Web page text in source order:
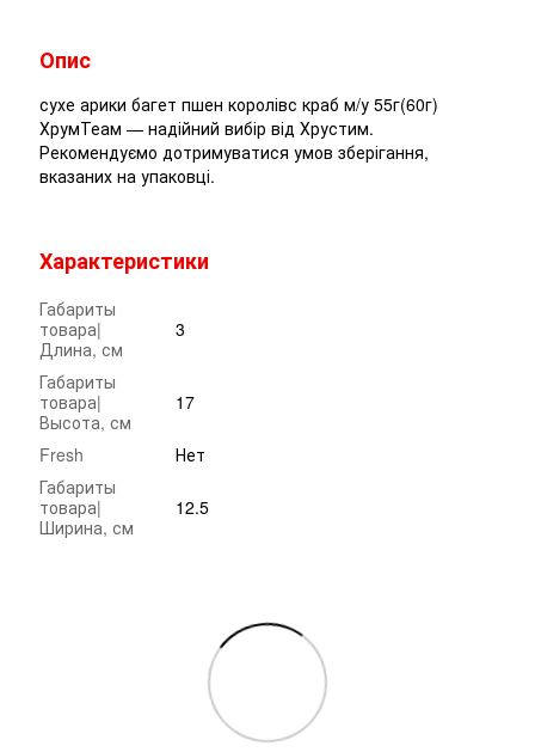
Опис
сухе арики багет пшен королівс краб м/у 55г(60г)
ХрумТеам — надійний вибір від Хрустим.
Рекомендуємо дотримуватися умов зберігання,
вказаних на упаковці.
Характеристики
Габариты
товара|
Длина, см
3
Габариты
товара|
Высота, см
17
Fresh
Нет
Габариты
товара|
Ширина, см
12.5